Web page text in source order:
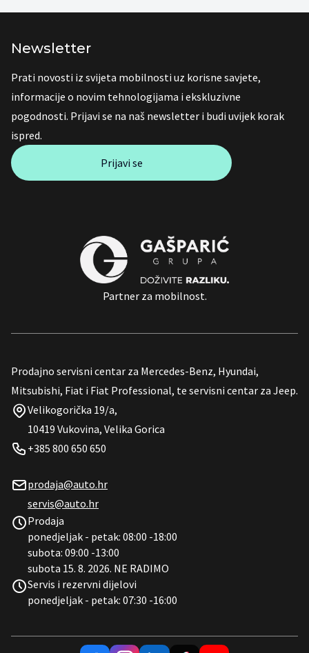
Newsletter
Prati novosti iz svijeta mobilnosti uz korisne savjete,
informacije o novim tehnologijama i ekskluzivne
pogodnosti. Prijavi se na naš newsletter i budi uvijek korak
ispred.
Prijavi se
Partner za mobilnost.
Prodajno servisni centar za Mercedes-Benz, Hyundai,
Mitsubishi, Fiat i Fiat Professional, te servisni centar za Jeep.
Velikogorička 19/a,
10419 Vukovina, Velika Gorica
+385 800 650 650
prodaja@auto.hr
servis@auto.hr
Prodaja
ponedjeljak - petak: 08:00 -18:00
subota: 09:00 -13:00
subota 15. 8. 2026. NE RADIMO
Servis i rezervni dijelovi
ponedjeljak - petak: 07:30 -16:00